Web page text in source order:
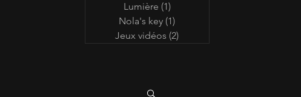
Lumière (1)1 post
Nola's key (1)
Jeux vidéos (2)